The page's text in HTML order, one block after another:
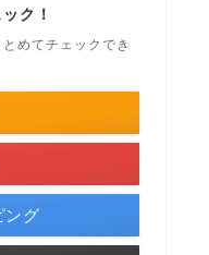
ク！
めてチェックでき
ング